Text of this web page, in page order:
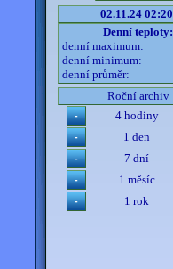
02.11.24 02:20
Denní teploty:
denní maximum:
denní minimum:
denní průměr:
Roční archiv
4 hodiny
1 den
7 dní
1 měsíc
1 rok